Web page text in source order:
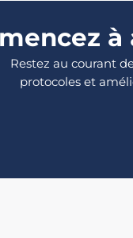
Restez au courant
protocoles et